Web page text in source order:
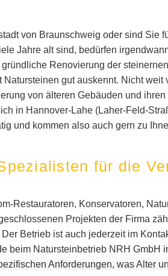
von Braunschweig oder sind Sie
Jahre alt sind, bedürfen
Renovierung der
gut auskennt. Nicht
von älteren Gebäuden und
in Hannover-Lahe (Laher-Feld-
und kommen also auch gern zu
für die
Restauratoren, Konservatoren,
Projekten der Firma
Betrieb ist auch jederzeit im
beim Natursteinbetrieb NRH
Anforderungen, was Alter